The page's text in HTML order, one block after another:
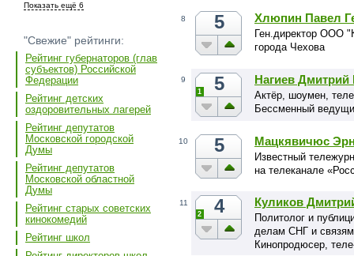
Показать ещё 6
"Свежие" рейтинги:
Рейтинг губернаторов (глав
субъектов) Российской
Федерации
Рейтинг детских
оздоровительных лагерей
Рейтинг депутатов
Московской городской
Думы
Рейтинг депутатов
Московской областной
Думы
Рейтинг старых советских
кинокомедий
Рейтинг школ
8 5 Хлюпин Павел
Ген.директор ООО
города Чехова
9 5
1
Нагиев
Актёр, шоумен,
Бессменный
10 5 Мацкявичюс
Известный
на телеканале
11 4
2
Куликов
Политолог и
делам СНГ и связям
Кинопродюсер,